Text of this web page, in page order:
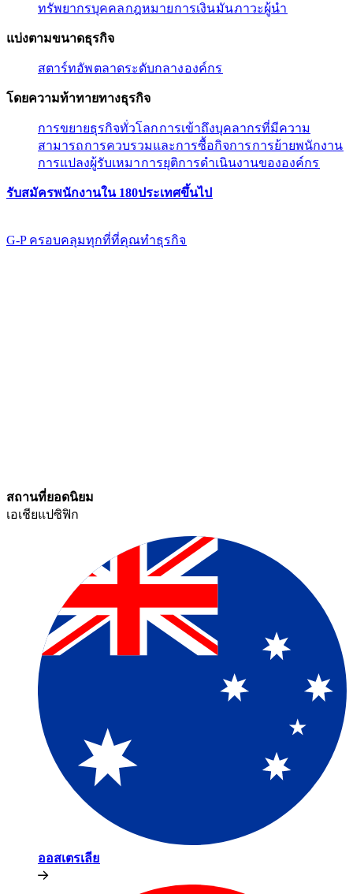
ทรัพยากรบุคคล​​กฎหมาย​​การเงิน​​มัน​​ภาวะผู้นํา​​
แบ่งตามขนาดธุรกิจ​​
สตาร์ทอัพ​​ตลาดระดับกลาง​​องค์กร​​
โดยความท้าทายทางธุรกิจ​​
การขยายธุรกิจทั่วโลก​​การเข้าถึงบุคลากรที่มีความ
สามารถ​​การควบรวมและการซื้อกิจการ​​การย้ายพนักงาน​​
การแปลงผู้รับเหมา​​การยุติการดำเนินงานขององค์กร​​
รับสมัครพนักงานใน 180ประเทศขึ้นไป​​
G-P ครอบคลุมทุกที่ที่คุณทําธุรกิจ​​
สถานที่ยอดนิยม​​
เอเชียแปซิฟิก​​
ออสเตรเลีย​​